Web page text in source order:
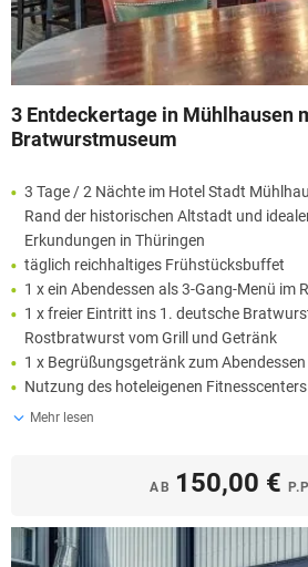
3 Entdeckertage in Mühlhausen
Bratwurstmuseum
3 Tage / 2 Nächte im Hotel Stadt
Rand der historischen Altstadt und
Erkundungen in Thüringen
täglich reichhaltiges Frühstücksbuffet
1 x ein Abendessen als 3-Gang-Menü im
1 x freier Eintritt ins 1. deutsche
Rostbratwurst vom Grill und Getränk
1 x Begrüßungsgetränk zum Abendessen
Nutzung des hoteleigenen Fitnesscenters
Mehr lesen
AB 150,00 €